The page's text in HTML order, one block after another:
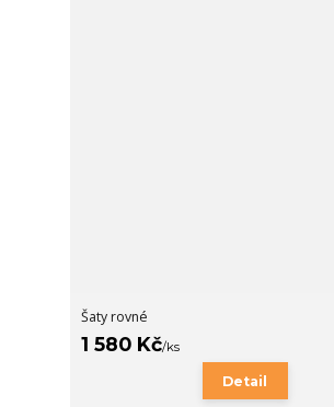
Šaty rovné
1 580 Kč/ks
Detail